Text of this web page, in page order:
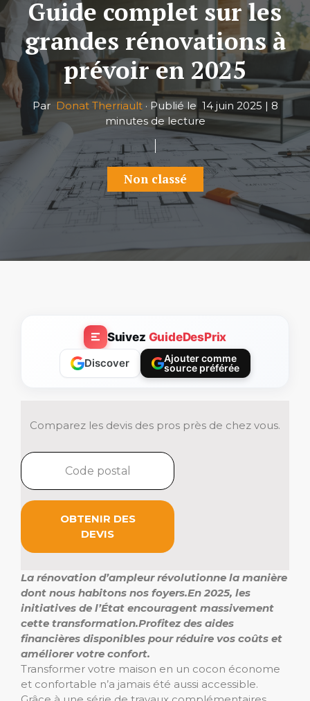
Guide complet sur les
grandes rénovations à
prévoir en 2025
Par Donat Therriault · Publié le 14 juin 2025 | 8
minutes de lecture
Non classé
Suivez GuideDesPrix
Discover
Ajouter comme
source préférée
Comparez les devis des pros près de chez vous.
OBTENIR DES
DEVIS
La rénovation d’ampleurrévolutionne la manière
dont nous habitons nos foyers.En 2025, les
initiatives de l’État encouragent massivement
cette transformation.Profitez des aides
financières disponibles pour réduire vos coûts et
améliorer votre confort.
Transformer votre maison en un cocon économe
et confortable n’a jamais été aussi accessible.